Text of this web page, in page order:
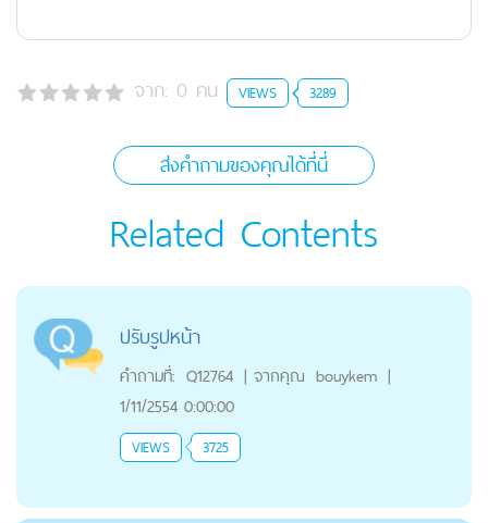
จาก: 0 คน VIEWS 3289
ส่งคำถามของคุณได้ที่นี่
Related Contents
ปรับรูปหน้า
คำถามที่: Q12764 | จากคุณ bouykem |
1/11/2554 0:00:00
VIEWS 3725